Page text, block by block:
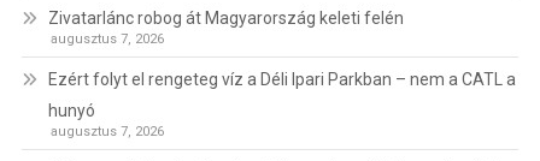
Zivatarlánc robog át Magyarország keleti felén
augusztus 7, 2026
Ezért folyt el rengeteg víz a Déli Ipari Parkban – nem a CATL a
hunyó
augusztus 7, 2026